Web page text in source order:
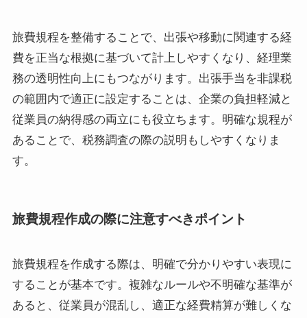
旅費規程を整備することで、出張や移動に関連する経
費を正当な根拠に基づいて計上しやすくなり、経理業
務の透明性向上にもつながります。出張手当を非課税
の範囲内で適正に設定することは、企業の負担軽減と
従業員の納得感の両立にも役立ちます。明確な規程が
あることで、税務調査の際の説明もしやすくなりま
す。
旅費規程作成の際に注意すべきポイント
旅費規程を作成する際は、明確で分かりやすい表現に
することが基本です。複雑なルールや不明確な基準が
あると、従業員が混乱し、適正な経費精算が難しくな